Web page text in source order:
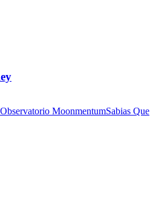
Observatorio MoonmentumSabias Que